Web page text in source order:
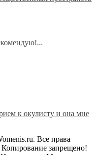
к окулисту и она мне
Все права
запрещено!